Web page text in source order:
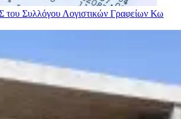
του Συλλόγου Λογιστικών Γραφείων Κω